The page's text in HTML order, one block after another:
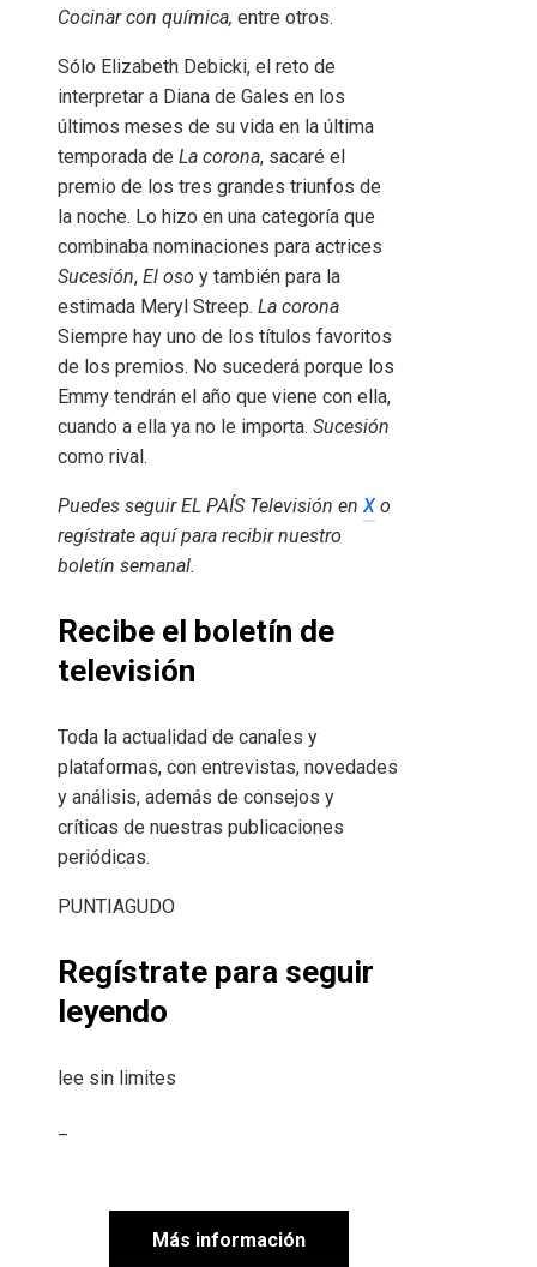
Cocinar con química, entre otros.
Sólo Elizabeth Debicki, el reto de
interpretar a Diana de Gales en los
últimos meses de su vida en la última
temporada de La corona, sacaré el
premio de los tres grandes triunfos de
la noche. Lo hizo en una categoría que
combinaba nominaciones para actrices
Sucesión, El oso y también para la
estimada Meryl Streep. La corona
Siempre hay uno de los títulos favoritos
de los premios. No sucederá porque los
Emmy tendrán el año que viene con ella,
cuando a ella ya no le importa. Sucesión
como rival.
Puedes seguir EL PAÍS Televisión en Xo
regístrate aquí para recibirnuestro
boletín semanal.
Recibe el boletín de
televisión
Toda la actualidad de canales y
plataformas, con entrevistas, novedades
y análisis, además de consejos y
críticas de nuestras publicaciones
periódicas.
PUNTIAGUDO
Regístrate para seguir
leyendo
lee sin limites
Más información